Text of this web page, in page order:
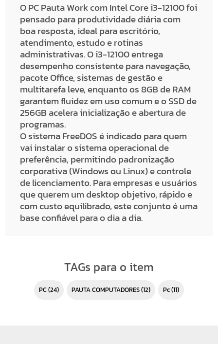
O PC Pauta Work com Intel Core i3-12100 foi
pensado para produtividade diária com
boa resposta, ideal para escritório,
atendimento, estudo e rotinas
administrativas. O i3-12100 entrega
desempenho consistente para navegação,
pacote Office, sistemas de gestão e
multitarefa leve, enquanto os 8GB de RAM
garantem fluidez em uso comum e o SSD de
256GB acelera inicialização e abertura de
programas.
O sistema FreeDOS é indicado para quem
vai instalar o sistema operacional de
preferência, permitindo padronização
corporativa (Windows ou Linux) e controle
de licenciamento. Para empresas e usuários
que querem um desktop objetivo, rápido e
com custo equilibrado, este conjunto é uma
base confiável para o dia a dia.
TAGs para o item
PC(24) PAUTA COMPUTADORES(12) pc(11)